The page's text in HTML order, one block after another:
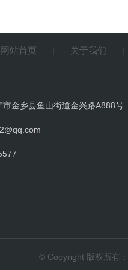
网站首页 | 关于我们
金乡县鱼山街道金兴路A888号
© Copyright 版权所有